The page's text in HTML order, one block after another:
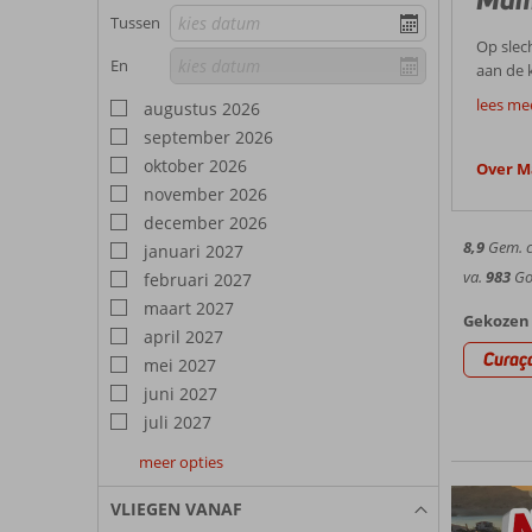
Tussen
En
augustus 2026
september 2026
oktober 2026
november 2026
december 2026
januari 2027
februari 2027
maart 2027
april 2027
mei 2027
juni 2027
juli 2027
augustus
2027
september
2027
oktober
2027
meer opties
VLIEGEN VANAF
Op
aan de
kun je
Club.
Boek
kalm.
Voor
van
van
je
dan
lees
Over
8,9Gem.
va. 983